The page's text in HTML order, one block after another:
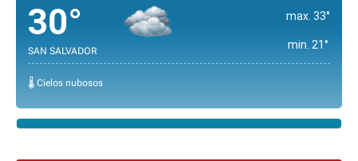
30°
SAN SALVADOR
max. 33°
min. 21°
🌡️ Cielos nubosos